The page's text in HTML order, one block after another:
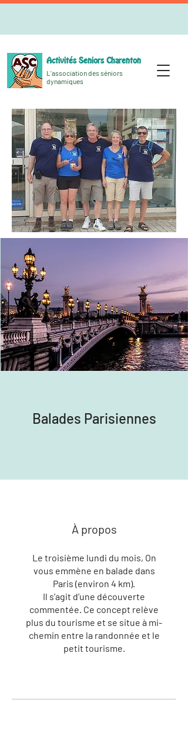
Activités Seniors Charenton
L'association des séniors
dynamiques
Balades Parisiennes
À propos
Le troisième lundi du mois, On
vous emmène en balade dans
Paris (environ 4 km).
Il s’agit d’une découverte
commentée. Ce concept relève
plus du tourisme et se situe à mi-
chemin entre la randonnée et le
petit tourisme.